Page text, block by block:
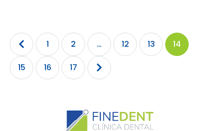
1 2 … 12 13 14
15 16 17